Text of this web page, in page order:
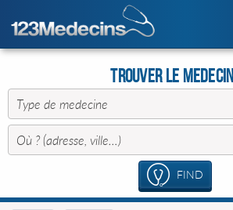
Trouver le Medecin
FIND